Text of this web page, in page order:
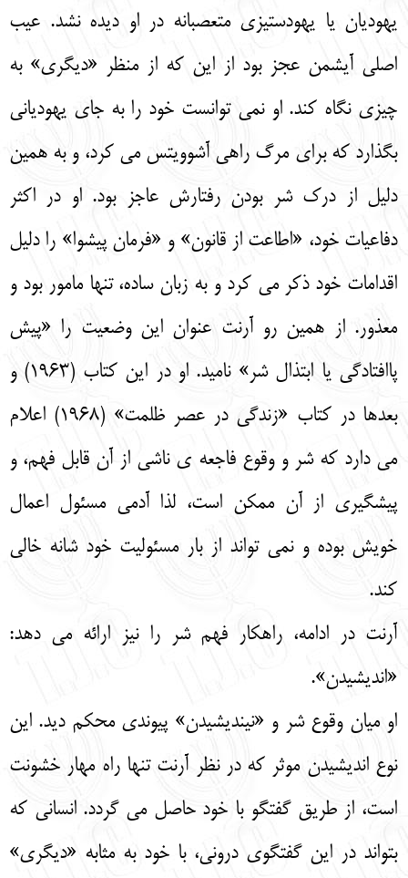
یهودیان یا یهودستیزی متعصبانه در او دیده نشد. عیب
اصلی آیشمن عجز بود از این که از منظر «دیگری» به
چیزی نگاه کند. او نمی توانست خود را به جای یهودیانی
بگذارد که برای مرگ راهی آشوویتس می کرد، و به همین
دلیل از درک شر بودن رفتارش عاجز بود. او در اکثر
دفاعیات خود، «اطاعت از قانون» و «فرمان پیشوا» را دلیل
اقدامات خود ذکر می کرد و به زبان ساده، تنها مامور بود و
معذور. از همین رو آرنت عنوان این وضعیت را «پیش
پاافتادگی یا ابتذال شر» نامید. او در این کتاب (1963) و
بعدها در کتاب «زندگی در عصر ظلمت» (1968) اعلام
می دارد که شر و وقوع فاجعه ی ناشی از آن قابل فهم، و
پیشگیری از آن ممکن است، لذا آدمی مسئول اعمال
خویش بوده و نمی تواند از بار مسئولیت خود شانه خالی
کند.
آرنت در ادامه، راهکار فهم شر را نیز ارائه می دهد:
«اندیشیدن».
او میان وقوع شر و «نیندیشیدن» پیوندی محکم دید. این
نوع اندیشیدن موثر که در نظر آرنت تنها راه مهار خشونت
است، از طریق گفتگو با خود حاصل می گردد. انسانی که
بتواند در این گفتگوی درونی، با خود به مثابه «دیگری»